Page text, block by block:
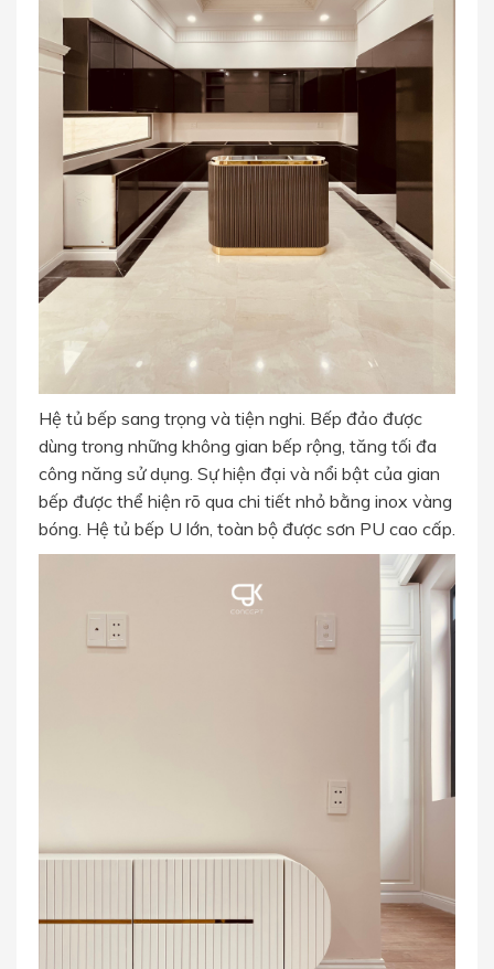
Hệ tủ bếp sang trọng và tiện nghi. Bếp đảo được
dùng trong những không gian bếp rộng, tăng tối đa
công năng sử dụng. Sự hiện đại và nổi bật của gian
bếp được thể hiện rõ qua chi tiết nhỏ bằng inox vàng
bóng. Hệ tủ bếp U lớn, toàn bộ được sơn PU cao cấp.